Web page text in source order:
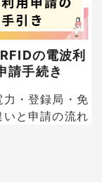
の電波利
請手続き
力・登録局・免
いと申請の流れ